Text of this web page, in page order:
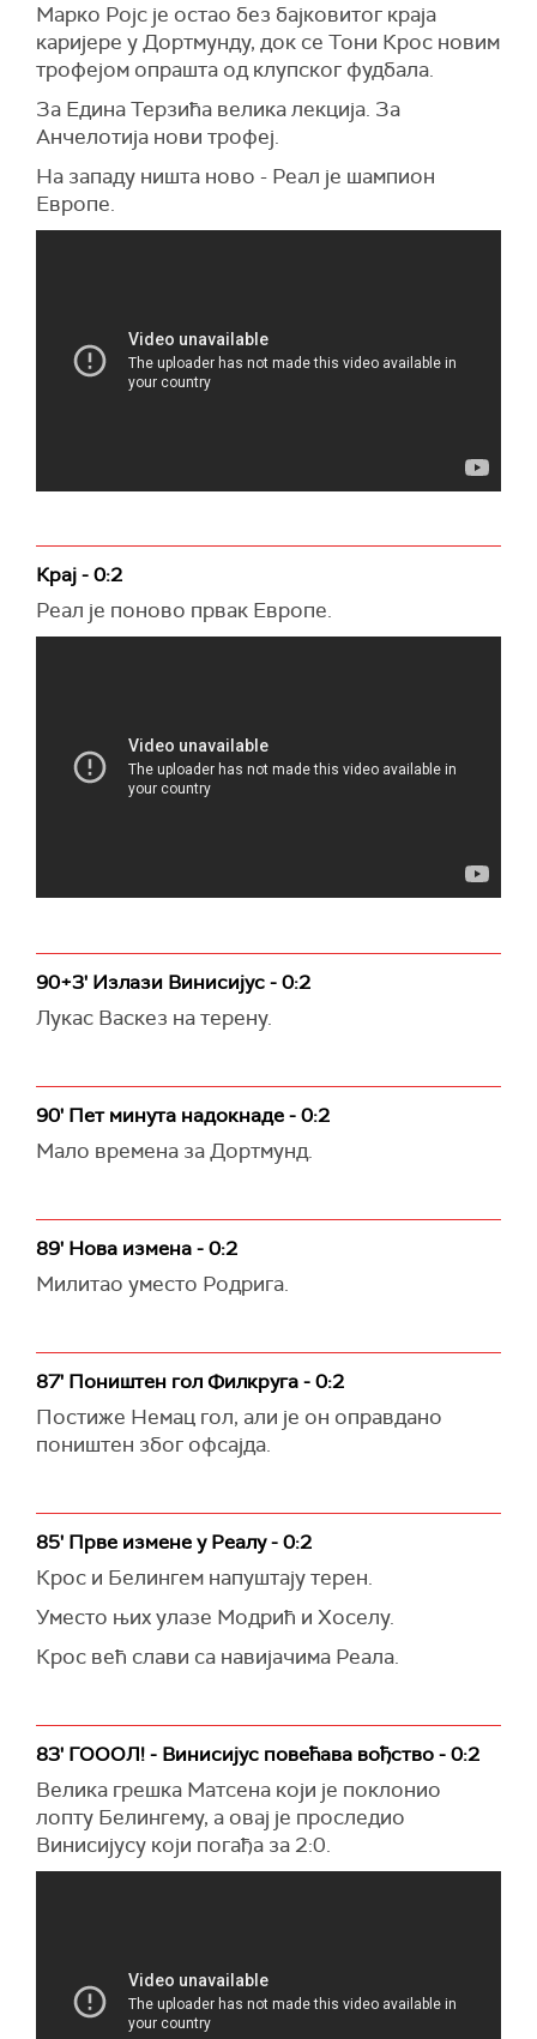
Марко Ројс је остао без бајковитог краја
каријере у Дортмунду, док се Тони Крос новим
трофејом опрашта од клупског фудбала.
За Едина Терзића велика лекција. За
Анчелотија нови трофеј.
На западу ништа ново - Реал је шампион
Европе.
Крај - 0:2
Реал је поново првак Европе.
90+3' Излази Винисијус - 0:2
Лукас Васкез на терену.
90' Пет минута надокнаде - 0:2
Мало времена за Дортмунд.
89' Нова измена - 0:2
Милитао уместо Родрига.
87' Поништен гол Филкруга - 0:2
Постиже Немац гол, али је он оправдано
поништен због офсајда.
85' Прве измене у Реалу - 0:2
Крос и Белингем напуштају терен.
Уместо њих улазе Модрић и Хоселу.
Крос већ слави са навијачима Реала.
83' ГОООЛ! - Винисијус повећава вођство - 0:2
Велика грешка Матсена који је поклонио
лопту Белингему, а овај је проследио
Винисијусу који погађа за 2:0.